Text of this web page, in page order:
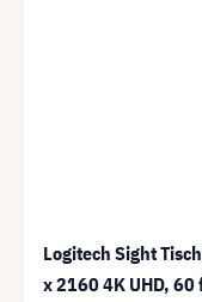
Logitech Sight
x 2160 4K UHD,